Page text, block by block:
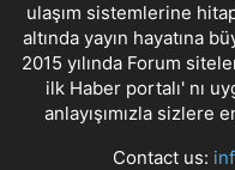
ulaşım sistemlerine
altında yayın hayatına
2015 yılında Forum
ilk Haber portalı' nı
anlayışımızla sizlere
Contact us: